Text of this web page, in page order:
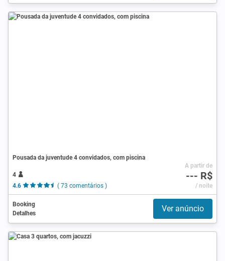
Pousada da juventude 4 convidados, com piscina
4
4.6
( 73 comentários )
A partir de
--- R$
/ noite
Booking
Detalhes
Ver anúncio